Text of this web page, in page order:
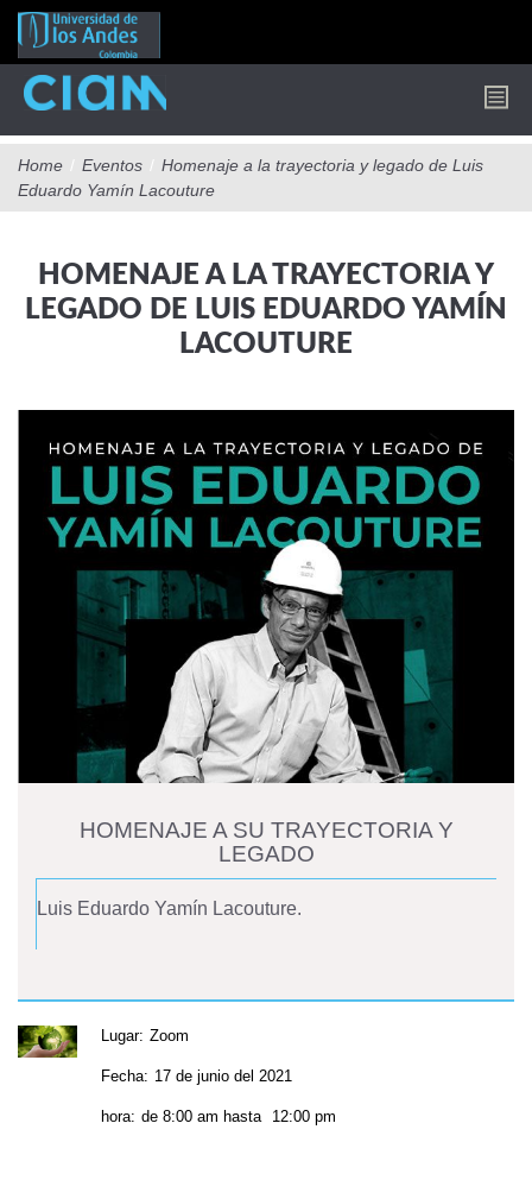
Pasar
contenido
principal
Home / Eventos / Homenaje a la trayectoria y legado de Luis
Eduardo Yamín Lacouture
HOMENAJE A LA TRAYECTORIA Y
LEGADO DE LUIS EDUARDO YAMÍN
LACOUTURE
HOMENAJE A SU TRAYECTORIA Y
LEGADO
Luis Eduardo Yamín Lacouture.
Lugar: Zoom
Fecha: 17 de junio del 2021
hora: de 8:00 am hasta 12:00 pm